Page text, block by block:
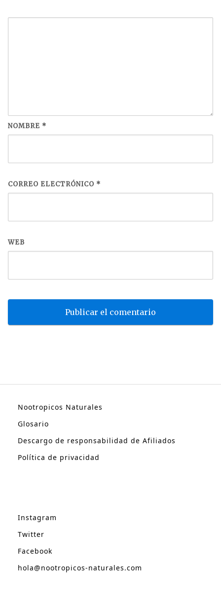
NOMBRE *
CORREO ELECTRÓNICO *
WEB
Nootropicos Naturales
Glosario
Descargo de responsabilidad de Afiliados
Política de privacidad
Instagram
Twitter
Facebook
hola@nootropicos-naturales.com